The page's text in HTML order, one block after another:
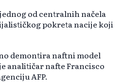
od centralnih načela
pokreta nacije koji
demontira naftni model
analitičar nafte Francisco
AFP.